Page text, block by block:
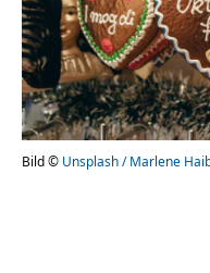
Bild © Unsplash / Marlene